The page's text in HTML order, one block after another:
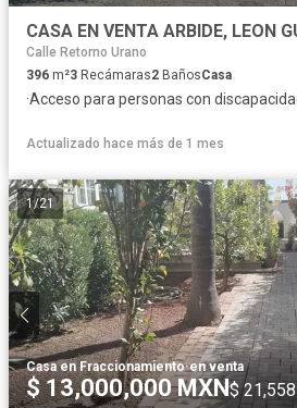
CASA EN VENTA ARBIDE, LEON
Calle Retorno Urano
396 m²3 Recámaras2 BañosCasa
·Acceso para personas con
Actualizado hace más de 1 mes
1/21
Casa en Fraccionamiento·en venta
$ 13,000,000 MXN$